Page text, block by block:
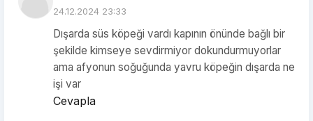
24.12.2024 23:33
Dışarda süs köpeği vardı kapının önünde bağlı bir
şekilde kimseye sevdirmiyor dokundurmuyorlar
ama afyonun soğuğunda yavru köpeğin dışarda ne
işi var
Cevapla